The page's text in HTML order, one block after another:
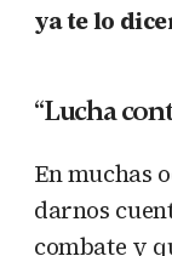
ya te lo
“Lucha
En muchas
darnos
combate y